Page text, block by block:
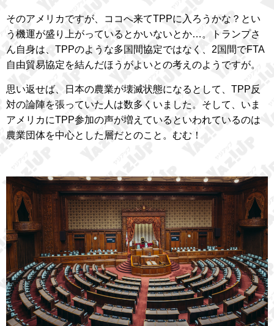
そのアメリカですが、ココへ来てTPPに入ろうかな？とい
う機運が盛り上がっているとかいないとか…。トランプさ
ん自身は、TPPのような多国間協定ではなく、2国間でFTA
自由貿易協定を結んだほうがよいとの考えのようですが。
思い返せば、日本の農業が壊滅状態になるとして、TPP反
対の論陣を張っていた人は数多くいました。そして、いま
アメリカにTPP参加の声が増えているといわれているのは
農業団体を中心とした層だとのこと。むむ！